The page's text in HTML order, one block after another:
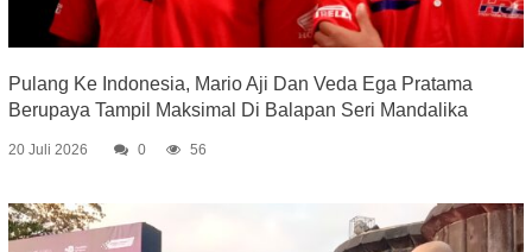
Pulang Ke Indonesia, Mario Aji Dan Veda Ega Pratama
Berupaya Tampil Maksimal Di Balapan Seri Mandalika
20 Juli 2026 0 56